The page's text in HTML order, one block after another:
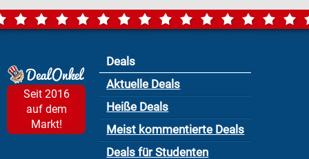
Seit 2016
auf dem
Markt!
Deals
Aktuelle Deals
Heiße Deals
Meist kommentierte Deals
Deals für Studenten